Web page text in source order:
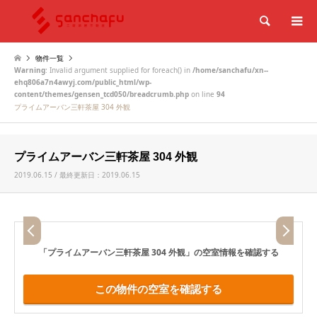
検索
物件一覧
Warning: Invalid argument supplied for foreach() in /home/sanchafu/xn--
ehq806a7n4awyj.com/public_html/wp-
content/themes/gensen_tcd050/breadcrumb.php on line 94
プライムアーバン三軒茶屋 304 外観
プライムアーバン三軒茶屋 304 外観
2019.06.15 / 最終更新日：2019.06.15
「プライムアーバン三軒茶屋 304 外観」 の空室情報を確認する
この物件の空室を確認する